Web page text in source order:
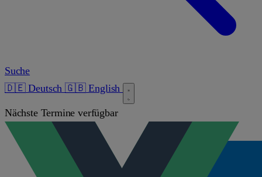
Suche
🇩🇪 Deutsch🇬🇧 English
Nächste Termine verfügbar